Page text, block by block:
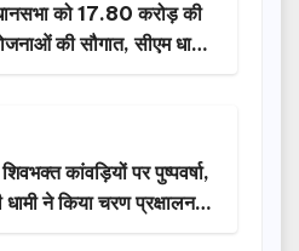
को 17.80 करोड़ की
की सौगात, सीएम धामी
शिलान्यास.
शिवभक्त कांवड़ियों पर पुष्पवर्षा,
धामी ने किया चरण प्रक्षालन…